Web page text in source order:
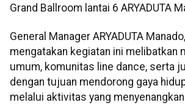
Grand Ballroom lantai 6 ARYADUTA
General Manager ARYADUTA
mengatakan kegiatan ini melibatkan
umum, komunitas line dance, serta
dengan tujuan mendorong gaya
melalui aktivitas yang